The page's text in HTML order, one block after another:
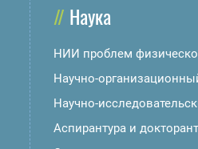
Наука
НИИ проблем
Научно-
Научно-
Аспирантура и